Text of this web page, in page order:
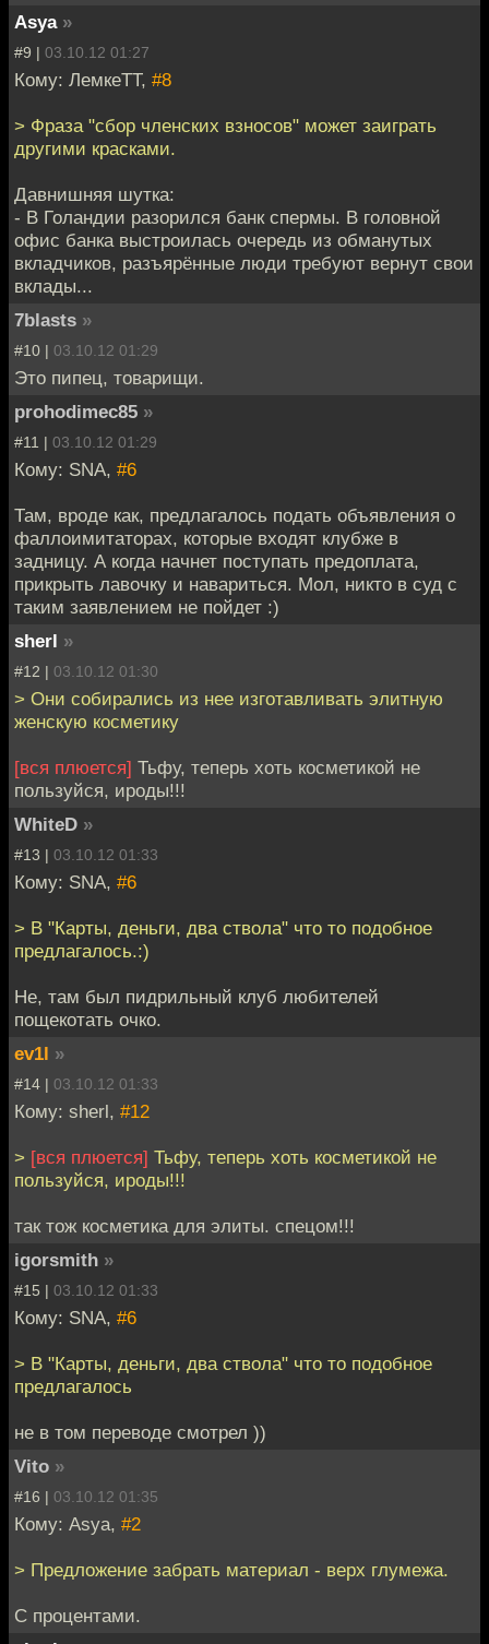
Asya »
#9 | 03.10.12 01:27
Кому: ЛемкеТТ, #8
> Фраза "сбор членских взносов" может заиграть
другими красками.
Давнишняя шутка:
- В Голандии разорился банк спермы. В головной
офис банка выстроилась очередь из обманутых
вкладчиков, разъярённые люди требуют вернут свои
вклады...
7blasts »
#10 | 03.10.12 01:29
Это пипец, товарищи.
prohodimec85 »
#11 | 03.10.12 01:29
Кому: SNA, #6
Там, вроде как, предлагалось подать объявления о
фаллоимитаторах, которые входят клубже в
задницу. А когда начнет поступать предоплата,
прикрыть лавочку и навариться. Мол, никто в суд с
таким заявлением не пойдет :)
sherl »
#12 | 03.10.12 01:30
> Они собирались из нее изготавливать элитную
женскую косметику
[вся плюется] Тьфу, теперь хоть косметикой не
пользуйся, ироды!!!
WhiteD »
#13 | 03.10.12 01:33
Кому: SNA, #6
> В "Карты, деньги, два ствола" что то подобное
предлагалось.:)
Не, там был пидрильный клуб любителей
пощекотать очко.
ev1l »
#14 | 03.10.12 01:33
Кому: sherl, #12
> [вся плюется] Тьфу, теперь хоть косметикой не
пользуйся, ироды!!!
так тож косметика для элиты. спецом!!!
igorsmith »
#15 | 03.10.12 01:33
Кому: SNA, #6
> В "Карты, деньги, два ствола" что то подобное
предлагалось
не в том переводе смотрел ))
Vito »
#16 | 03.10.12 01:35
Кому: Asya, #2
> Предложение забрать материал - верх глумежа.
С процентами.